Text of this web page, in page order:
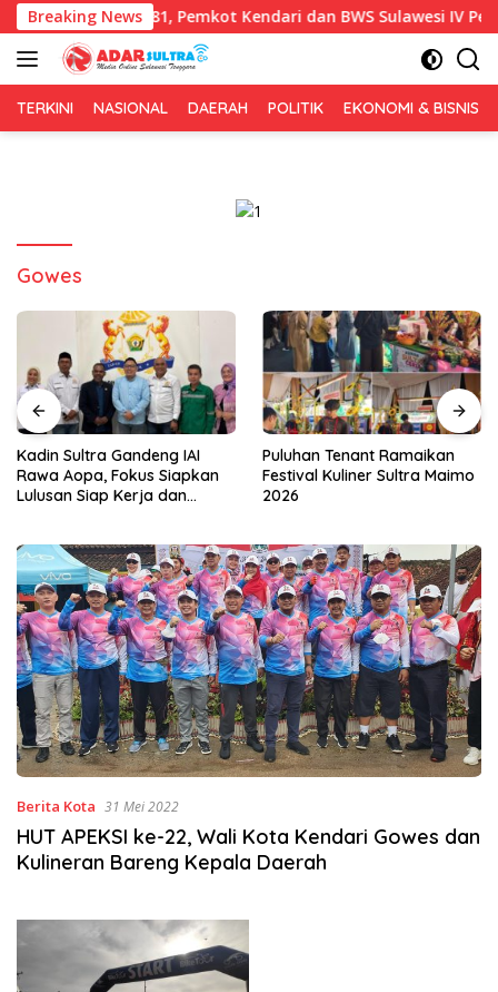
Langsung
ke
konten
Breaking News
HUT RI ke-81, Pemkot Kendari dan BWS Sulawesi IV Perkuat
TERKINI NASIONAL DAERAH POLITIK EKONOMI & BISNIS
Gowes
Kadin Sultra Gandeng IAI
Rawa Aopa, Fokus Siapkan
Lulusan Siap Kerja dan
Puluhan Tenant Ramaikan
Festival Kuliner Sultra Maimo
2026
Berita Kota 31 Mei 2022
HUT APEKSI ke-22, Wali Kota Kendari Gowes dan
Kulineran Bareng Kepala Daerah